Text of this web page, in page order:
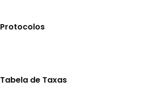
Protocolos
Tabela de Taxas